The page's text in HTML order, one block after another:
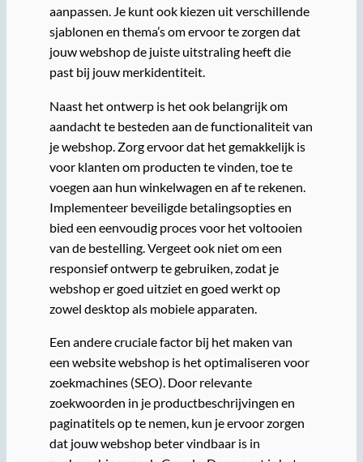
aanpassen. Je kunt ook kiezen uit verschillende
sjablonen en thema’s om ervoor te zorgen dat
jouw webshop de juiste uitstraling heeft die
past bij jouw merkidentiteit.
Naast het ontwerp is het ook belangrijk om
aandacht te besteden aan de functionaliteit van
je webshop. Zorg ervoor dat het gemakkelijk is
voor klanten om producten te vinden, toe te
voegen aan hun winkelwagen en af te rekenen.
Implementeer beveiligde betalingsopties en
bied een eenvoudig proces voor het voltooien
van de bestelling. Vergeet ook niet om een
responsief ontwerp te gebruiken, zodat je
webshop er goed uitziet en goed werkt op
zowel desktop als mobiele apparaten.
Een andere cruciale factor bij het maken van
een website webshop is het optimaliseren voor
zoekmachines (SEO). Door relevante
zoekwoorden in je productbeschrijvingen en
paginatitels op te nemen, kun je ervoor zorgen
dat jouw webshop beter vindbaar is in